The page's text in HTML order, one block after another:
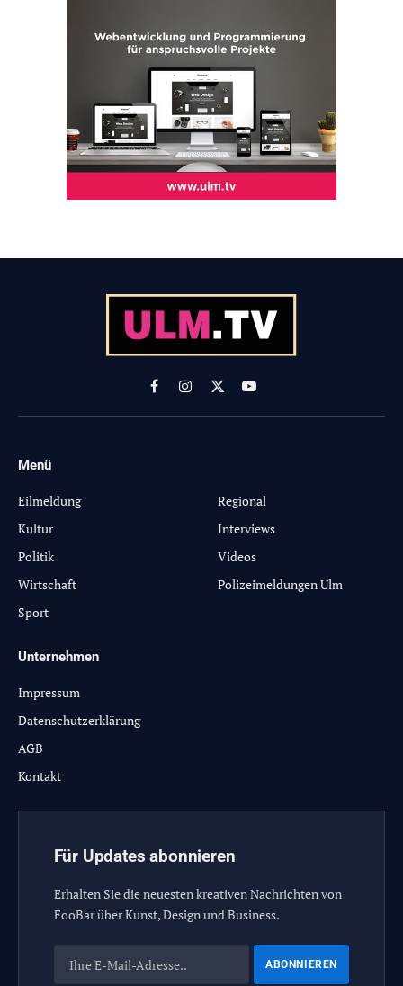
FacebookInstagram
X
(Twitter)
YouTube
Menü
Eilmeldung
Kultur
Politik
Wirtschaft
Sport
Regional
Interviews
Videos
Polizeimeldungen Ulm
Unternehmen
Impressum
Datenschutzerklärung
AGB
Kontakt
Für Updates abonnieren
Erhalten Sie die neuesten kreativen Nachrichten von
FooBar über Kunst, Design und Business.